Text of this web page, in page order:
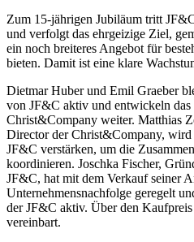
Zum 15-jährigen Jubiläum tritt
und verfolgt das ehrgeizige Ziel,
ein noch breiteres Angebot für
bieten. Damit ist eine klare
Dietmar Huber und Emil Graeber
von JF&C aktiv und entwickeln das
Christ&Company weiter. Matthias
Director der Christ&Company,
JF&C verstärken, um die
koordinieren. Joschka Fischer,
JF&C, hat mit dem Verkauf seiner
Unternehmensnachfolge geregelt
der JF&C aktiv. Über den
vereinbart.